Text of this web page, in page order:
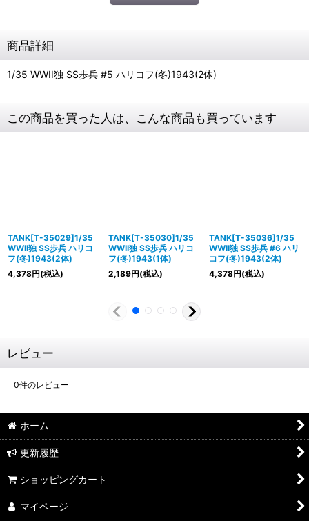
商品詳細
1/35 WWII独 SS歩兵 #5 ハリコフ(冬)1943(2体)
この商品を買った人は、こんな商品も買っています
TANK[T-35029]1/35
WWII独 SS歩兵 ハリコ
フ(冬)1943(2体)
4,378円(税込)
TANK[T-35030]1/35
WWII独 SS歩兵 ハリコ
フ(冬)1943(1体)
2,189円(税込)
TANK[T-35036]1/35
WWII独 SS歩兵 #6 ハリ
コフ(冬)1943(2体)
4,378円(税込)
レビュー
0件のレビュー
ホーム
更新履歴
ショッピングカート
マイページ